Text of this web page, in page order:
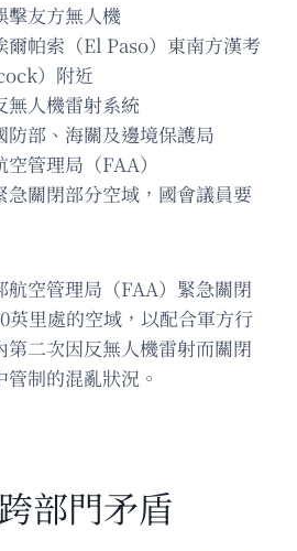
擊友方無人機
爾帕索（El Paso）東南方漢考
）附近
無人機雷射系統
防部、海關及邊境保護局
空管理局（FAA）
關閉部分空域，國會議員要
航空管理局（FAA）緊急關閉
英里處的空域，以配合軍方行
二次因反無人機雷射而關閉
制的混亂狀況。
部門矛盾